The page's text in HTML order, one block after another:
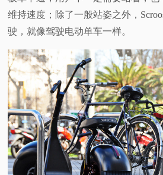
维持速度；除了一般站姿之外，
驶，就像驾驶电动单车一样。